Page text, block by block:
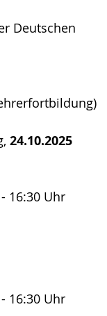
Deutschen
24.10.2025
16:30 Uhr
16:30 Uhr